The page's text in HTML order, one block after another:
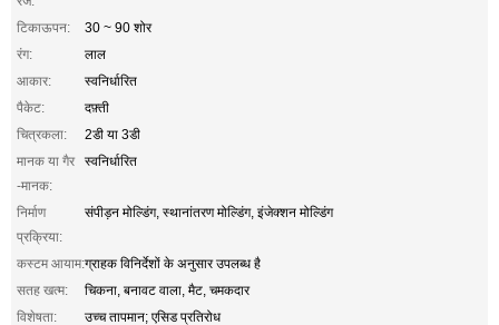
टिकाऊपन:
30 ~ 90 शोर
रंग:
लाल
आकार:
स्वनिर्धारित
पैकेट:
दफ़्ती
चित्रकला:
2डी या 3डी
मानक या गैर
-मानक:
स्वनिर्धारित
निर्माण
प्रक्रिया:
संपीड़न मोल्डिंग, स्थानांतरण मोल्डिंग, इंजेक्शन मोल्डिंग
कस्टम आयाम:ग्राहक विनिर्देशों के अनुसार उपलब्ध है
सतह खत्म:
चिकना, बनावट वाला, मैट, चमकदार
विशेषता:
उच्च तापमान; एसिड प्रतिरोध